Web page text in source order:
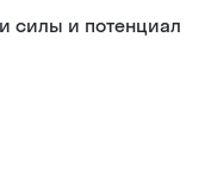
силы и потенциал